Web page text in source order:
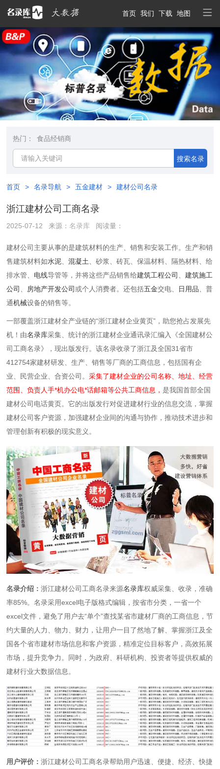
首页 我们 下载 地图
热门： 食品经销商
搜索名录
首页 > 名录导航 > 五金建材 > 建材公司名录
浙江建材公司工商名录
2025-07-12 来源：名录库 阅读量：
建材公司主要从事的是建筑材料的生产、销售和安装工作。生产和销
售建筑材料‌如水泥 、混凝土 、砂浆、砖瓦、保温材料、隔热材料、给
排水管、 电线导管等，并将这些产品销售给建筑工程公司 、建筑施工
公司
房地产开发公司或个人消费者。还包括五金交电、 日用品 、普
通机械设备的销售等。
一部覆盖浙江建材全产业链的“浙江建材企业黄页”，助您抢占发展先
机！由名录库采集、统计的浙江建材企业通讯录汇编入《全国建材公
司工商名录》，现出版发行。该名录收录了浙江及全国31省市
412754家建材研发、生产、销售等厂商的工商信息，包括国有企
业、民营企业、合资公司。采集了建材企业的公司名称、地址、经营
范围、负责人手*机办公电*话邮箱等公共工商信息，是我国首部全国
建材公司电话黄页。它的出版发行对促进建材行业的信息交流，掌握
建材公司客户资源，加强建材企业间的沟通与协作，推动技术进步和
管理创新有积极的现实意义。
名录介绍：浙江建材公司工商名录来源名录库权威采集、收录，准确
率85%。名录采用excel电子版格式编辑，按省市分类，一省一个
excel文件，避免了用户去“单个”查找某省市建材厂商的工商信息，节
约大量的人力、物力、财力，让用户一目了然地了解、掌握浙江及全
国各个省市建材市场信息和客户资源，精准定位目标客户，高效拓展
市场，提升竞争力。同时，为政府、科研机构、投资者等提供权威的
建材行业大数据信息。
用户评价：浙江建材公司工商名录帮助用户迅速、便捷、经济、快捷